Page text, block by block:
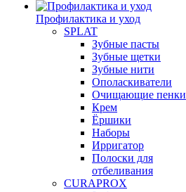
Профилактика и уход
SPLAT
Зубные пасты
Зубные щетки
Зубные нити
Ополаскиватели
Очищающие пенки
Крем
Ёршики
Наборы
Ирригатор
Полоски для
отбеливания
CURAPROX